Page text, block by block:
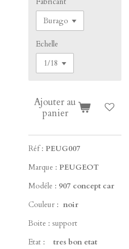
Echelle
Ajouter au
panier
Réf : PEUG007
Marque : PEUGEOT
Modéle : 907 concept car
Couleur : noir
Boite : support
Etat :
tres bon etat